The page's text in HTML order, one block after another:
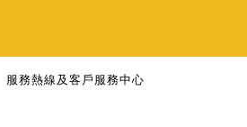
服務熱線及客戶服務中心